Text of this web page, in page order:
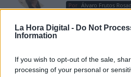
La Hora Digital - Do Not
Information
If you wish to opt-out of the sale,
processing of your personal or
Por Álvaro Frutos
Suelta y confía